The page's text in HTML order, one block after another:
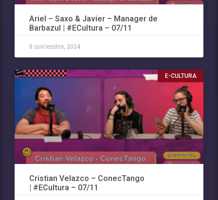
Ariel – Saxo & Javier – Manager de
Barbazul | #ECultura – 07/11
8 noviembre, 2024
E-CULTURA
Cristian Velazco – ConecTango
| #ECultura – 07/11